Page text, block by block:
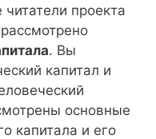
проекта
. Вы
капитал и
основные
капитала и его